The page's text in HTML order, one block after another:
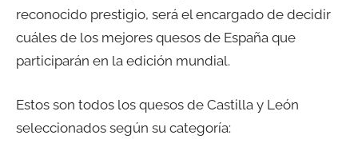
reconocido prestigio, será el encargado de decidir
cuáles de los mejores quesos de España que
participarán en la edición mundial.
Estos son todos los quesos de Castilla y León
seleccionados según su categoría: